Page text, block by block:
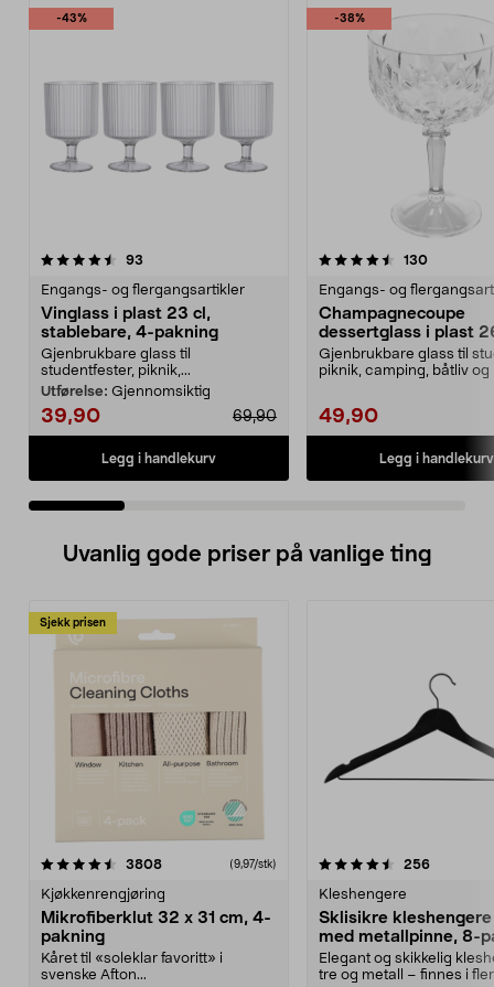
-43%
93
Engangs- og flergangsartikler
Vinglass i plast 23 cl,
stablebare, 4-pakning
Gjenbrukbare glass til
studentfester, piknik,...
Utførelse: Gjennomsiktig
39,90 69,90
Legg i handlekurv
-38%
4.5 av 5 stjerner 130
Engangs- og
Champagnecoupe
dessertglass i plast
pakning
Gjenbrukbare glass til
piknik, camping, båtliv og
49,90
Legg i handlekurv
4.5 av 5 stjerner
Uvanlig gode priser på vanlige ting
Sjekk prisen
3808anmeldelser(9,97/stk)
Kjøkkenrengjøring
Mikrofiberklut 32 x 31 cm, 4-
pakning
Kåret til «soleklar favoritt» i
svenske Afton...
4.5av 5 stjerner 256
Kleshengere
Sklisikre
med metallpinne, 8-
Elegant og skikkelig
tre og metall – finnes i
4.5av 5 stjerner